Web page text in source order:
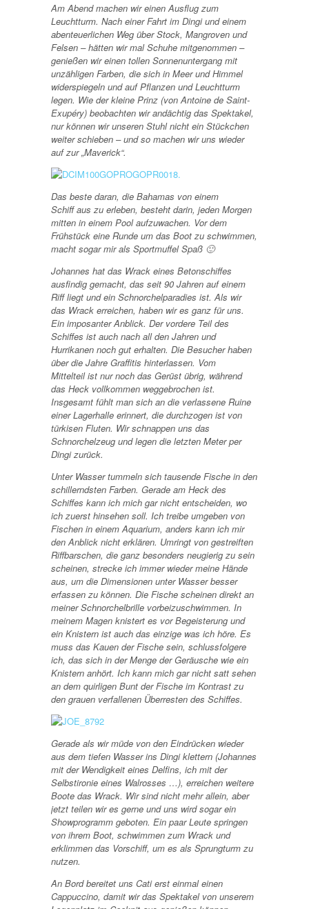
Am Abend machen wir einen Ausflug zum
Leuchtturm. Nach einer Fahrt im Dingi und einem
abenteuerlichen Weg über Stock, Mangroven und
Felsen – hätten wir mal Schuhe mitgenommen –
genießen wir einen tollen Sonnenuntergang mit
unzähligen Farben, die sich in Meer und Himmel
widerspiegeln und auf Pflanzen und Leuchtturm
legen. Wie der kleine Prinz (von Antoine de Saint-
Exupéry) beobachten wir andächtig das Spektakel,
nur können wir unseren Stuhl nicht ein Stückchen
weiter schieben – und so machen wir uns wieder
auf zur „Maverick“.
Das beste daran, die Bahamas von einem
Schiff aus zu erleben, besteht darin, jeden Morgen
mitten in einem Pool aufzuwachen. Vor dem
Frühstück eine Runde um das Boot zu schwimmen,
macht sogar mir als Sportmuffel Spaß 🙂
Johannes hat das Wrack eines Betonschiffes
ausfindig gemacht, das seit 90 Jahren auf einem
Riff liegt und ein Schnorchelparadies ist. Als wir
das Wrack erreichen, haben wir es ganz für uns.
Ein imposanter Anblick. Der vordere Teil des
Schiffes ist auch nach all den Jahren und
Hurrikanen noch gut erhalten. Die Besucher haben
über die Jahre Graffitis hinterlassen. Vom
Mittelteil ist nur noch das Gerüst übrig, während
das Heck vollkommen weggebrochen ist.
Insgesamt fühlt man sich an die verlassene Ruine
einer Lagerhalle erinnert, die durchzogen ist von
türkisen Fluten. Wir schnappen uns das
Schnorchelzeug und legen die letzten Meter per
Dingi zurück.
Unter Wasser tummeln sich tausende Fische in den
schillerndsten Farben. Gerade am Heck des
Schiffes kann ich mich gar nicht entscheiden, wo
ich zuerst hinsehen soll. Ich treibe umgeben von
Fischen in einem Aquarium, anders kann ich mir
den Anblick nicht erklären. Umringt von gestreiften
Riffbarschen, die ganz besonders neugierig zu sein
scheinen, strecke ich immer wieder meine Hände
aus, um die Dimensionen unter Wasser besser
erfassen zu können. Die Fische scheinen direkt an
meiner Schnorchelbrille vorbeizuschwimmen. In
meinem Magen knistert es vor Begeisterung und
ein Knistern ist auch das einzige was ich höre. Es
muss das Kauen der Fische sein, schlussfolgere
ich, das sich in der Menge der Geräusche wie ein
Knistern anhört. Ich kann mich gar nicht satt sehen
an dem quirligen Bunt der Fische im Kontrast zu
den grauen verfallenen Überresten des Schiffes.
Gerade als wir müde von den Eindrücken wieder
aus dem tiefen Wasser ins Dingi klettern (Johannes
mit der Wendigkeit eines Delfins, ich mit der
Selbstironie eines Walrosses …), erreichen weitere
Boote das Wrack. Wir sind nicht mehr allein, aber
jetzt teilen wir es gerne und uns wird sogar ein
Showprogramm geboten. Ein paar Leute springen
von ihrem Boot, schwimmen zum Wrack und
erklimmen das Vorschiff, um es als Sprungturm zu
nutzen.
An Bord bereitet uns Cati erst einmal einen
Cappuccino, damit wir das Spektakel von unserem